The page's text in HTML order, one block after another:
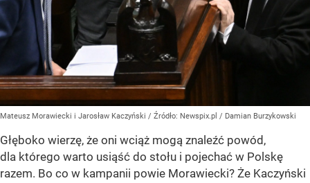
Mateusz Morawiecki i Jarosław Kaczyński / Źródło: Newspix.pl / Damian Burzykowski
Głęboko wierzę, że oni wciąż mogą znaleźć powód,
dla którego warto usiąść do stołu i pojechać w Polskę
razem. Bo co w kampanii powie Morawiecki? Że Kaczyński